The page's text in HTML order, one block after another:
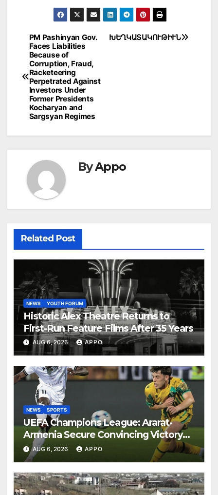
Post
navigation
ԽԵՂԿԱՏԱԿՈՒԹԻՒՆ
PM Pashinyan Gov.
Faces Liabilities
Because of
Corruption, Fraud,
Racketeering
Perpetrated Against
Investors Under
Former Presidents
Kocharyan and
Sargsyan Regimes
ByAppo
Related Post
NEWS YOUTH FORUM
Historic Alex Theatre Returns to
First-Run Feature Films After 35 Years
AUG 6, 2026 APPO
NEWS SPORTS
UEFA Champions League: Ararat-
Armenia Secure Convincing Victory
Over Shamrock Rovers 2-0
AUG 6, 2026 APPO